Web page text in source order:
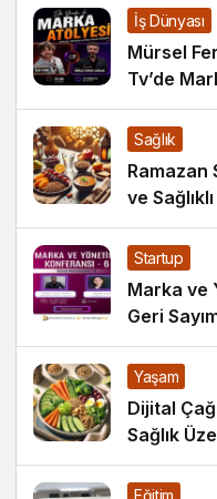
İş Dünyası
Mürsel
Tv’de
Konuk
Sağlık
Ramazan
ve
Startup
Marka ve
Geri
Yaşam
Dijital
Sağlık